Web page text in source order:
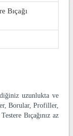
Bıçağı
uzunlukta ve
Borular, Profiller,
Bıçağınız az